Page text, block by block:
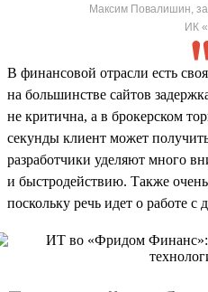
Максим Повалишин,
ИК
В финансовой отрасли есть
на большинстве сайтов
не критична, а в брокерском
секунды клиент может
разработчики уделяют много
и быстродействию. Также
поскольку речь идет о работе с